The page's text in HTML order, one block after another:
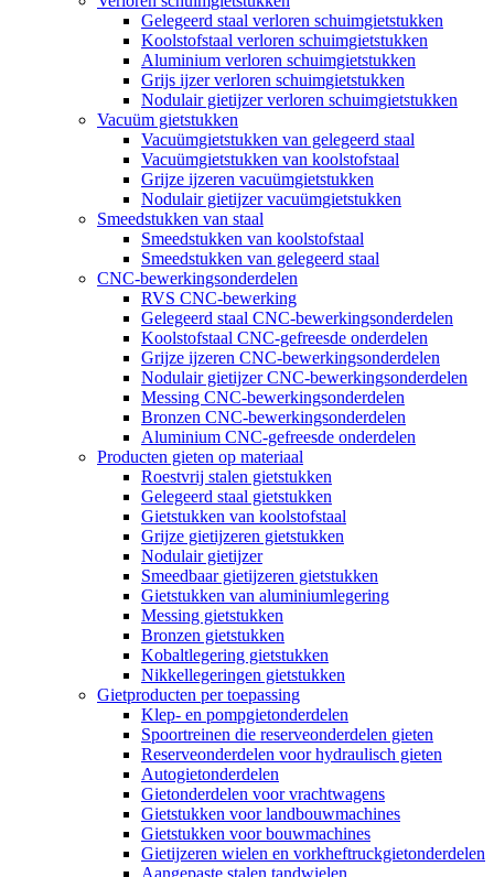
Gelegeerd staal verloren schuimgietstukken
Koolstofstaal verloren schuimgietstukken
Aluminium verloren schuimgietstukken
Grijs ijzer verloren schuimgietstukken
Nodulair gietijzer verloren schuimgietstukken
Vacuüm gietstukken
Vacuümgietstukken van gelegeerd staal
Vacuümgietstukken van koolstofstaal
Grijze ijzeren vacuümgietstukken
Nodulair gietijzer vacuümgietstukken
Smeedstukken van staal
Smeedstukken van koolstofstaal
Smeedstukken van gelegeerd staal
CNC-bewerkingsonderdelen
RVS CNC-bewerking
Gelegeerd staal CNC-bewerkingsonderdelen
Koolstofstaal CNC-gefreesde onderdelen
Grijze ijzeren CNC-bewerkingsonderdelen
Nodulair gietijzer CNC-bewerkingsonderdelen
Messing CNC-bewerkingsonderdelen
Bronzen CNC-bewerkingsonderdelen
Aluminium CNC-gefreesde onderdelen
Producten gieten op materiaal
Roestvrij stalen gietstukken
Gelegeerd staal gietstukken
Gietstukken van koolstofstaal
Grijze gietijzeren gietstukken
Nodulair gietijzer
Smeedbaar gietijzeren gietstukken
Gietstukken van aluminiumlegering
Messing gietstukken
Bronzen gietstukken
Kobaltlegering gietstukken
Nikkellegeringen gietstukken
Gietproducten per toepassing
Klep- en pompgietonderdelen
Spoortreinen die reserveonderdelen gieten
Reserveonderdelen voor hydraulisch gieten
Autogietonderdelen
Gietonderdelen voor vrachtwagens
Gietstukken voor landbouwmachines
Gietstukken voor bouwmachines
Gietijzeren wielen en vorkheftruckgietonderdelen
Aangepaste stalen tandwielen